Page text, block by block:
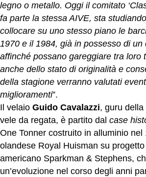
legno o metallo. Oggi il comitato
fa parte la stessa AIVE, sta
collocare su uno stesso piano le
1970 e il 1984, già in possesso di un
affinché possano gareggiare tra loro
anche dello stato di originalità e
della stagione verranno valutati
miglioramenti”.
Il velaio Guido Cavalazzi, guru
vele da regata, è partito dal case
One Tonner costruito in alluminio
olandese Royal Huisman su
americano Sparkman & Stephens,
un’evoluzione nel corso degli anni